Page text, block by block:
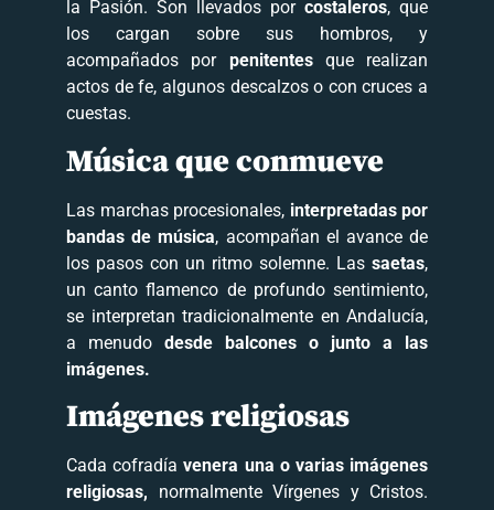
la Pasión. Son llevados por costaleros, que
los cargan sobre sus hombros, y
acompañados por penitentesque realizan
actos de fe, algunos descalzos o con cruces a
cuestas.
Música que conmueve
Las marchas procesionales, interpretadas por
bandas de música, acompañan el avance de
los pasos con un ritmo solemne. Las saetas,
un canto flamenco de profundo sentimiento,
se interpretan tradicionalmente en Andalucía,
a menudo desde balcones o junto a las
imágenes.
Imágenes religiosas
Cada cofradíavenera una o varias imágenes
religiosas, normalmente Vírgenes y Cristos.